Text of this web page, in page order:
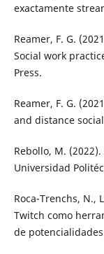
exactamente
Reamer, F. G.
Social work
Press.
Reamer, F. G.
and distance
Rebollo, M.
Universidad
Roca-Trenchs, N.,
Twitch como
de